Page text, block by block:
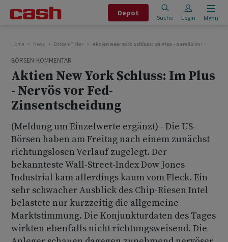
Depot
Suche Login Menu
Home News Börsen-Ticker Aktien New York Schluss: Im Plus - Nervös vor Fed-
BÖRSEN-KOMMENTAR
Aktien New York Schluss: Im Plus
- Nervös vor Fed-
Zinsentscheidung
(Meldung um Einzelwerte ergänzt) - Die US-
Börsen haben am Freitag nach einem zunächst
richtungslosen Verlauf zugelegt. Der
bekannteste Wall-Street-Index Dow Jones
Industrial kam allerdings kaum vom Fleck. Ein
sehr schwacher Ausblick des Chip-Riesen Intel
belastete nur kurzzeitig die allgemeine
Marktstimmung. Die Konjunkturdaten des Tages
wirkten ebenfalls nicht richtungsweisend. Die